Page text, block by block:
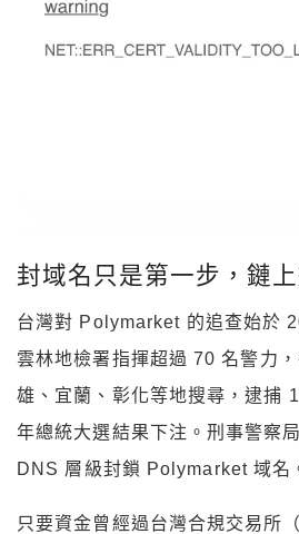
封域名只是第一步，鏈
台灣對 Polymarket 的追查始於
雲林地檢署指揮超過 70 名警力
雄、宜蘭、彰化等地搜尋，逮捕
年總統大選結果下注。刑事警察
DNS 層級封鎖 Polymarket 域名
只要資金曾經過台灣合規交易所